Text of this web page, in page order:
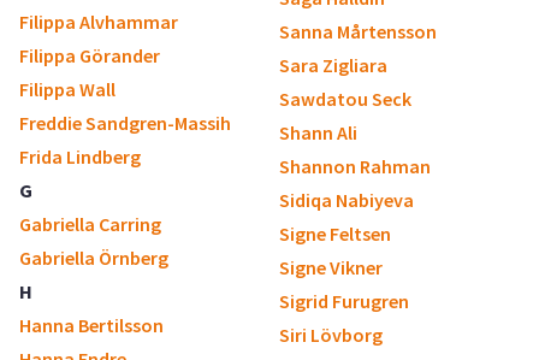
Filippa Alvhammar
Filippa Görander
Filippa Wall
Freddie Sandgren-Massih
Frida Lindberg
G
Gabriella Carring
Gabriella Örnberg
H
Hanna Bertilsson
Sanna Mårtensson
Sara Zigliara
Sawdatou Seck
Shann Ali
Shannon Rahman
Sidiqa Nabiyeva
Signe Feltsen
Signe Vikner
Sigrid Furugren
Siri Lövborg